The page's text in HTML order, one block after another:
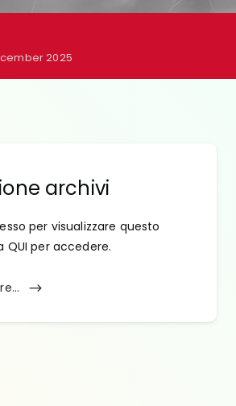
2025
archivi
per visualizzare questo
per accedere.